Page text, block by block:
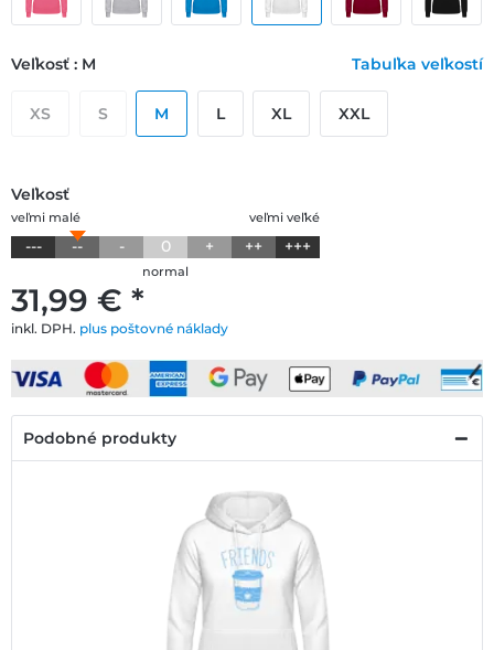
31,99 € *
inkl. DPH. plus poštovné náklady
Veľkosť : M Tabuľka veľkostí
XS S M L XL XXL
Veľkosť
veľmi veľké
veľmi malé
--- -- - 0 + ++ +++
normal
Podobné produkty